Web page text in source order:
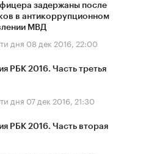
задержаны после
в антикоррупционном
МВД
дня 08 дек 2016, 22:00
РБК 2016. Часть третья
дня 07 дек 2016, 21:30
РБК 2016. Часть вторая